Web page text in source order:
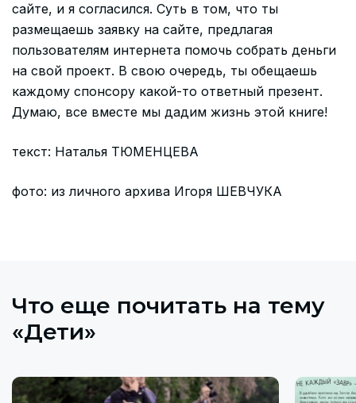
сайте, и я согласился. Суть в том, что ты
размещаешь заявку на сайте, предлагая
пользователям интернета помочь собрать деньги
на свой проект. В свою очередь, ты обещаешь
каждому спонсору какой-то ответный презент.
Думаю, все вместе мы дадим жизнь этой книге!
текст: Наталья ТЮМЕНЦЕВА
фото: из личного архива Игоря ШЕВЧУКА
Что еще почитать на тему
«Дети»